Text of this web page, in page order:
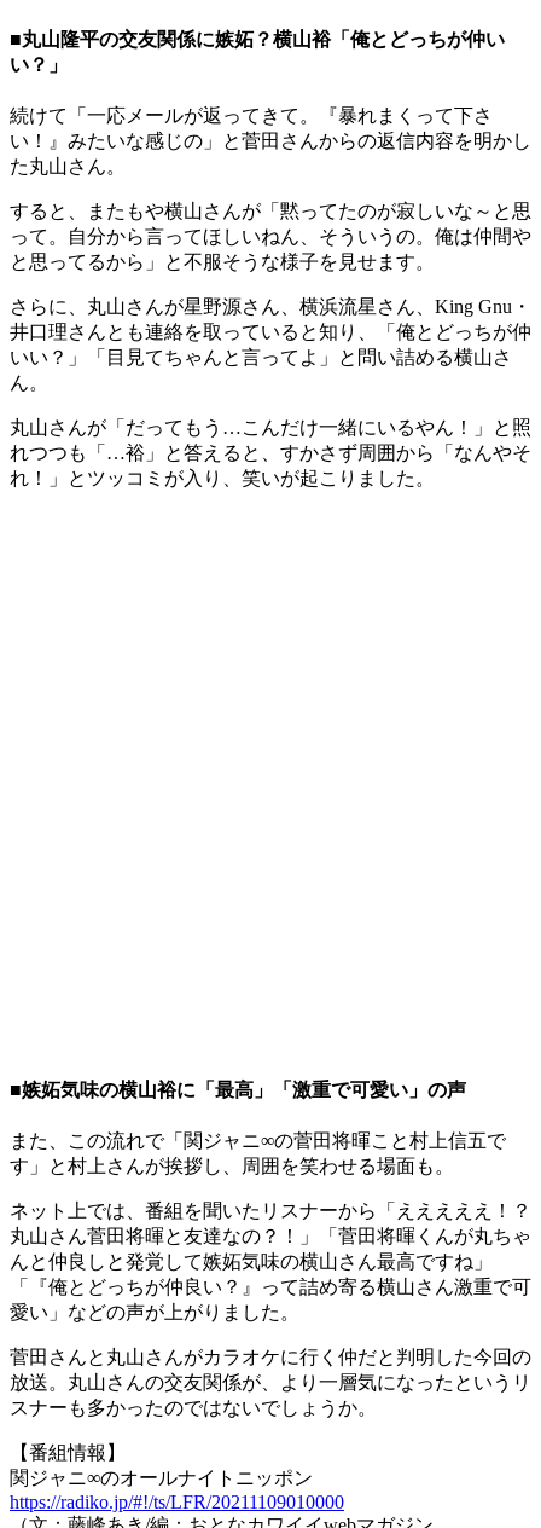
■丸山隆平の交友関係に嫉妬？横山裕「俺とどっちが仲い
い？」
続けて「一応メールが返ってきて。『暴れまくって下さ
い！』みたいな感じの」と菅田さんからの返信内容を明かし
た丸山さん。
すると、またもや横山さんが「黙ってたのが寂しいな～と思
って。自分から言ってほしいねん、そういうの。俺は仲間や
と思ってるから」と不服そうな様子を見せます。
さらに、丸山さんが星野源さん、横浜流星さん、King Gnu・
井口理さんとも連絡を取っていると知り、「俺とどっちが仲
いい？」「目見てちゃんと言ってよ」と問い詰める横山さ
ん。
丸山さんが「だってもう…こんだけ一緒にいるやん！」と照
れつつも「…裕」と答えると、すかさず周囲から「なんやそ
れ！」とツッコミが入り、笑いが起こりました。
■嫉妬気味の横山裕に「最高」「激重で可愛い」の声
また、この流れで「関ジャニ∞の菅田将暉こと村上信五で
す」と村上さんが挨拶し、周囲を笑わせる場面も。
ネット上では、番組を聞いたリスナーから「えええええ！？
丸山さん菅田将暉と友達なの？！」「菅田将暉くんが丸ちゃ
んと仲良しと発覚して嫉妬気味の横山さん最高ですね」
「『俺とどっちが仲良い？』って詰め寄る横山さん激重で可
愛い」などの声が上がりました。
菅田さんと丸山さんがカラオケに行く仲だと判明した今回の
放送。丸山さんの交友関係が、より一層気になったというリ
スナーも多かったのではないでしょうか。
【番組情報】
関ジャニ∞のオールナイトニッポン
https://radiko.jp/#!/ts/LFR/20211109010000